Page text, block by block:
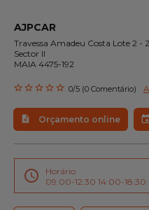
Efetuar uma
Orçamento online
Promoções
Noticias
Serviços
AJPCAR
Travessa Amadeu Costa Lote 2 -
Sector II
MAIA 4475-192
0/5 (0 Comentário)
Orçamento online
Horário
09:00-12:30 14:00-18:30